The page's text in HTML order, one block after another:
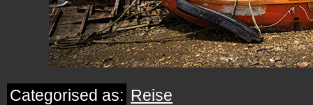
Categorised as: Reise